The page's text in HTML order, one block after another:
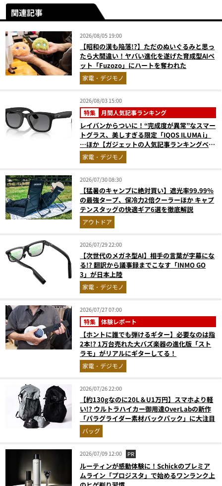
関連記事
2026/08/05 19:00
【昭和の漢も陥落!?】ただのぬいぐるみと思っ
たら大間違い！ヤバい進化を遂げた育成型AIペ
ット「Fuzozo」にハートを奪われた
家電・デジモノ
2026/08/03 15:00
特集 月間人気記事ランキング
レイバンからついに！“完成度が異常”なスマー
トグラス、美しすぎる限定「IQOS ILUMA i」
…ほか【ガジェットの人気記事ランキングベス
ト3】（2026年6月版）
家電・デジモノ
2026/07/30 08:30
【猛暑のキャンプに絶対買い】遮光率99.99％
の最強タープ、保冷力2倍クーラーほか キャプ
テンスタッグの快適ギア6選を徹底解説
アウトドア
2026/07/29 22:00
【次世代のメガネ型AI】相手の言葉が字幕にな
る!? 翻訳から議事録までこなす「INMO GO
3」が日本上陸
家電・デジモノ
2026/07/27 07:00
特集 体験レポート
【ホントに誰でも弾けるギター】必要なのは指
2本!? 1万台売れた大バズ楽器の進化版「スト
ラモ」がリアルにギターしてる！
家電・デジモノ
2026/07/26 22:00
【約130gなのに20L＆U1万円】スマホより軽
い!? ウルトラハイカー御用達OverLabの新作
「パラグライダー素材バックパック」に大注目
バッグ
2026/07/09 12:00 PR
ルーティンが感動体験に！Schickのプレミア
ムライン「プロジスタ」で始めるワンランク上